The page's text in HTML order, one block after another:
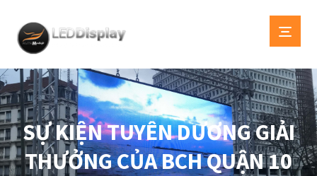
SỰ KIỆN TUYÊN DƯƠNG GIẢI
THƯỞNG CỦA BCH QUẬN 10